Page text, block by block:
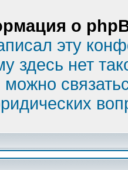
о
эту
здесь нет